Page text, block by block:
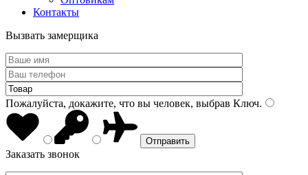
Контакты
Вызвать замерщика
Пожалуйста, докажите, что вы человек, выбрав Ключ.
Заказать звонок